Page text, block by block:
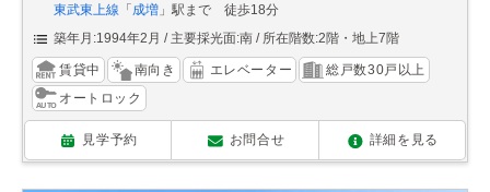
東武東上線 「 成増 」駅まで 徒歩18分
築年月:1994年2月
主要採光面:南 所在階数:2階・地上7階
賃貸中 南向き エレベーター
総戸数30戸以上
オートロック
見学予約 お問合せ 詳細を見る